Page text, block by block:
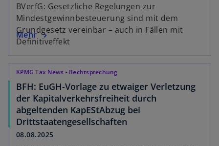
BVerfG: Gesetzliche Regelungen zur
Mindestgewinnbesteuerung sind mit dem
Grundgesetz vereinbar – auch in Fällen mit
Definitiveffekt
Mehr
KPMG Tax News - Rechtsprechung
BFH: EuGH-Vorlage zu etwaiger Verletzung
der Kapitalverkehrsfreiheit durch
abgeltenden KapEStAbzug bei
Drittstaatengesellschaften
08.08.2025